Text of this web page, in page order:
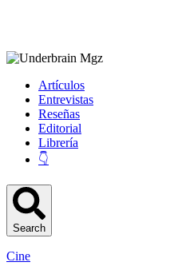
Artículos
Entrevistas
Reseñas
Editorial
Librería
👇
Search
Cine